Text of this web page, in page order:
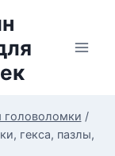
головоломки /
гекса, пазлы,